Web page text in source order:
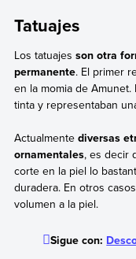
Tatuajes
Los tatuajes son otra
permanente. El primer
en la momia de
tinta y representaban
Actualmentediversas
ornamentales, es decir
corte en la piel lo
duradera. En otros
volumen a la piel.
Sigue con: